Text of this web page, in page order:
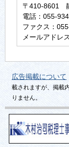
〒410-8601
電話：055-
ファクス：
メールアドレ
広告掲載について
載されますが、掲載
りません。